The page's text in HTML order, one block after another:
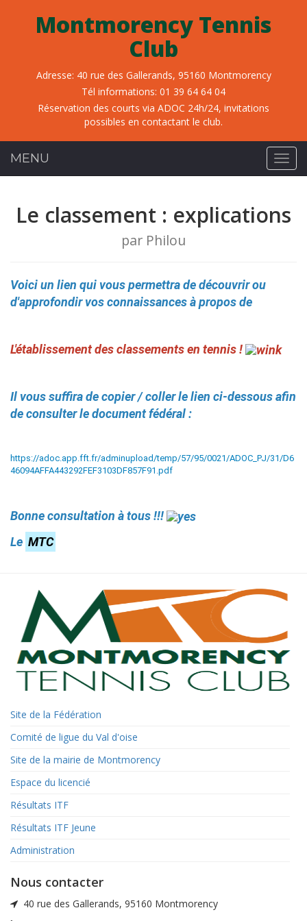
Montmorency Tennis
Club
Adresse: 40 rue des Gallerands, 95160 Montmorency
Tél informations: 01 39 64 64 04
Réservation des courts via ADOC 24h/24, invitations
possibles en contactant le club.
MENU
Le classement : explications
par Philou
Voici un lien qui vous permettra de découvrir ou
d'approfondir vos connaissances à propos de
L'établissement des classements en tennis !
Il vous suffira de copier / coller le lien ci-dessous afin
de consulter le document fédéral :
https://adoc.app.fft.fr/adminupload/temp/57/95/0021/ADOC_PJ/31/D6
46094AFFA443292FEF3103DF857F91.pdf
Bonne consultation à tous !!!
Le MTC
Site de la Fédération
Comité de ligue du Val d'oise
Site de la mairie de Montmorency
Espace du licencié
Résultats ITF
Résultats ITF Jeune
Administration
Nous contacter
40 rue des Gallerands, 95160 Montmorency